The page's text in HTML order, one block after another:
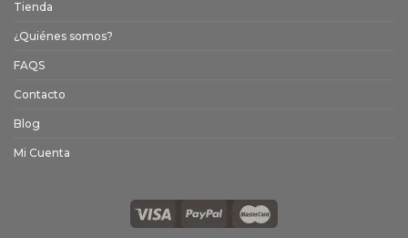
Tienda
¿Quiénes somos?
FAQS
Contacto
Blog
Mi Cuenta